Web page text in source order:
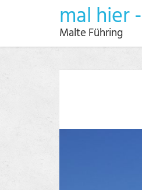
mal hier
Malte Führing